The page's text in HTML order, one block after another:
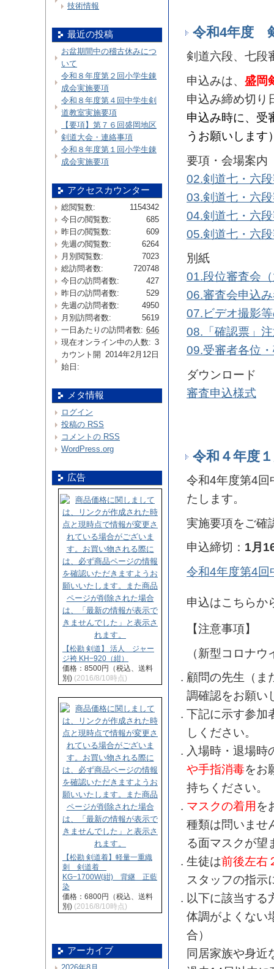
令和4年度
剣道六段、七段
申込みは、 盛岡
申込み締め切
申込み時に、受
うお願いします
要項・会場案内
02.剣道七・六
03.剣道七・六
04.剣道七・六
05.剣道七・六
別紙
01.段位審査会
06.審査会申込
07.ビデオ撮影
08.「確認票」
09.受審者各位
ダウンロード
審査申込様式
令和４年度
令和4年度第4回
たします。
実施要項をご確
申込締切： 1月
令和4年度第4回
申込はこちら
【注意事項】
（新型コロナ
顧問の先生（ま
調確認をお願い
下記に示す参加
しください。
入場時・退場時
や手指消毒をお
持ちください。
マスクの着用 を
種類は問いませ
る面マスクが望
生徒は前後左右
スタッフの指示
以下に該当する
体調がよくない
合）
同居家族や身近
技術情報
最近の投稿
お盆期間中の稽古休みにつ
いて
令和８年度第２回小学生錬
成会実施要項
令和８年度第４回中学生剣
道教室実施要項
【要項】第７６回盛岡地区
剣道大会・連絡事項
令和８年度第１回小学生錬
成会実施要項
アクセスカウンター
1154342
総閲覧数:
685
今日の閲覧数:
609
昨日の閲覧数:
6264
先週の閲覧数:
7023
月別閲覧数:
720748
総訪問者数:
427
今日の訪問者数:
529
昨日の訪問者数:
4950
先週の訪問者数:
5619
月別訪問者数:
646
一日あたりの訪問者数:
3
現在オンライン中の人数:
2014年2月12日
カウント開
始日:
メタ情報
ログイン
投稿の RSS
コメントの RSS
WordPress.org
広告
【松勘 剣道】 活人 ジャー
ジ袴 KH−920（紺）
価格：8500円（税込、送料
別) (2016/8/10時点)
【松勘 剣道着】軽量一重織
刺 剣道着
KG−1700W(紺) 背継 正藍
染
価格：6800円（税込、送料
別) (2016/8/10時点)
アーカイブ